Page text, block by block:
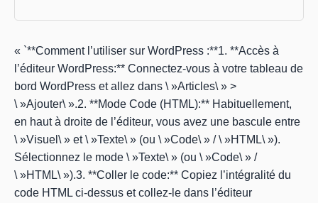
« `**Comment l’utiliser sur WordPress :**1. **Accès à
l’éditeur WordPress:** Connectez-vous à votre tableau de
bord WordPress et allez dans \ »Articles\ » >
\ »Ajouter\ ».2. **Mode Code (HTML):** Habituellement,
en haut à droite de l’éditeur, vous avez une bascule entre
\ »Visuel\ » et \ »Texte\ » (ou \ »Code\ » / \ »HTML\ »).
Sélectionnez le mode \ »Texte\ » (ou \ »Code\ » /
\ »HTML\ »).3. **Coller le code:** Copiez l’intégralité du
code HTML ci-dessus et collez-le dans l’éditeur